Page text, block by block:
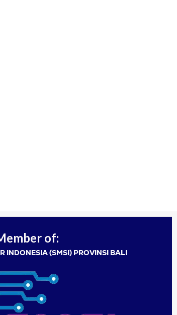
of:
INDONESIA (SMSI) PROVINSI BALI